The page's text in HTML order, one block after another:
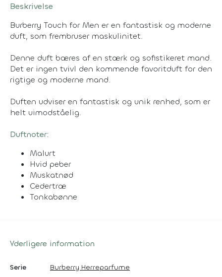
Beskrivelse
Burberry Touch for Men er en fantastisk og moderne
duft, som frembruser maskulinitet.
Denne duft bæres af en stærk og sofistikeret mand.
Det er ingen tvivl den kommende favoritduft for den
rigtige og moderne mand.
Duften udviser en fantastisk og unik renhed, som er
helt uimodståelig.
Duftnoter:
Malurt
Hvid peber
Muskatnød
Cedertræ
Tonkabønne
Yderligere information
Serie
Burberry Herreparfume